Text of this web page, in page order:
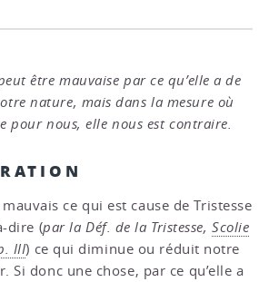
être mauvaise par ce qu’elle a de
nature, mais dans la mesure où
pour nous, elle nous est contraire.
ce qui est cause de Tristesse
dire (par la Déf. de la Tristesse,Scolie
III) ce qui diminue ou réduit notre
Si donc une chose, par ce qu’elle a